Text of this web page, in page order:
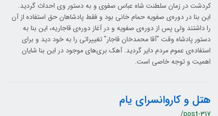
کردشت در زمان سلطنت شاه عباس صفوی و به دستور وی احداث گردید.
این بنا در دوره‌ی صفویه حمام خانی بود و فقط پادشاهان حق استفاده از آن
را داشتند ولی پس از دوره‌ی صفویه و در آغاز دوره‌ی قاجاریه، این بنا به
دستور پادشاه وقت "آقا محمدخان قاجار" تغییراتی را به خود دید و برای
استفاده‌ی عموم مردم دایر گردید. آهک‌ بری‌های موجود در این بنا شایان
اهمیت و توجه خاصی است.
هتل و کاروانسرای یام